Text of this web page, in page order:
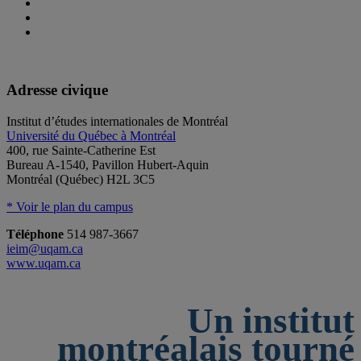
Adresse civique
Institut d’études internationales de Montréal
Université du Québec à Montréal
400, rue Sainte-Catherine Est
Bureau A-1540, Pavillon Hubert-Aquin
Montréal (Québec) H2L 3C5
* Voir le plan du campus
Téléphone 514 987-3667
ieim@uqam.ca
www.uqam.ca
Un institut
montréalais tourné